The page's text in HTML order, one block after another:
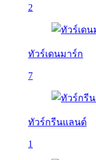
2
ทัวร์เดนมาร์ก
7
ทัวร์กรีนแลนด์
1